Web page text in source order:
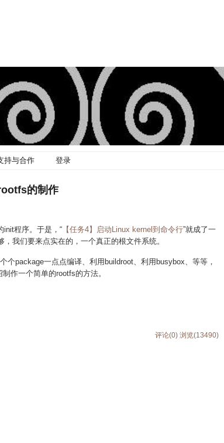
持与合作 登录
的制作
init程序。于是，“ 【任务4】启动Linux kernel到命令行”就成了一
我们要来点实在的，一个真正的根文件系统。
个package一点点编译、利用buildroot、利用busybox、等等，
作一个简单的rootfs的方法。
评论(0) 浏览(13490)